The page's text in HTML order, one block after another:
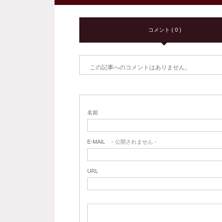
コメント ( 0 )
この記事へのコメントはありません。
名前
E-MAIL - 公開されません -
URL